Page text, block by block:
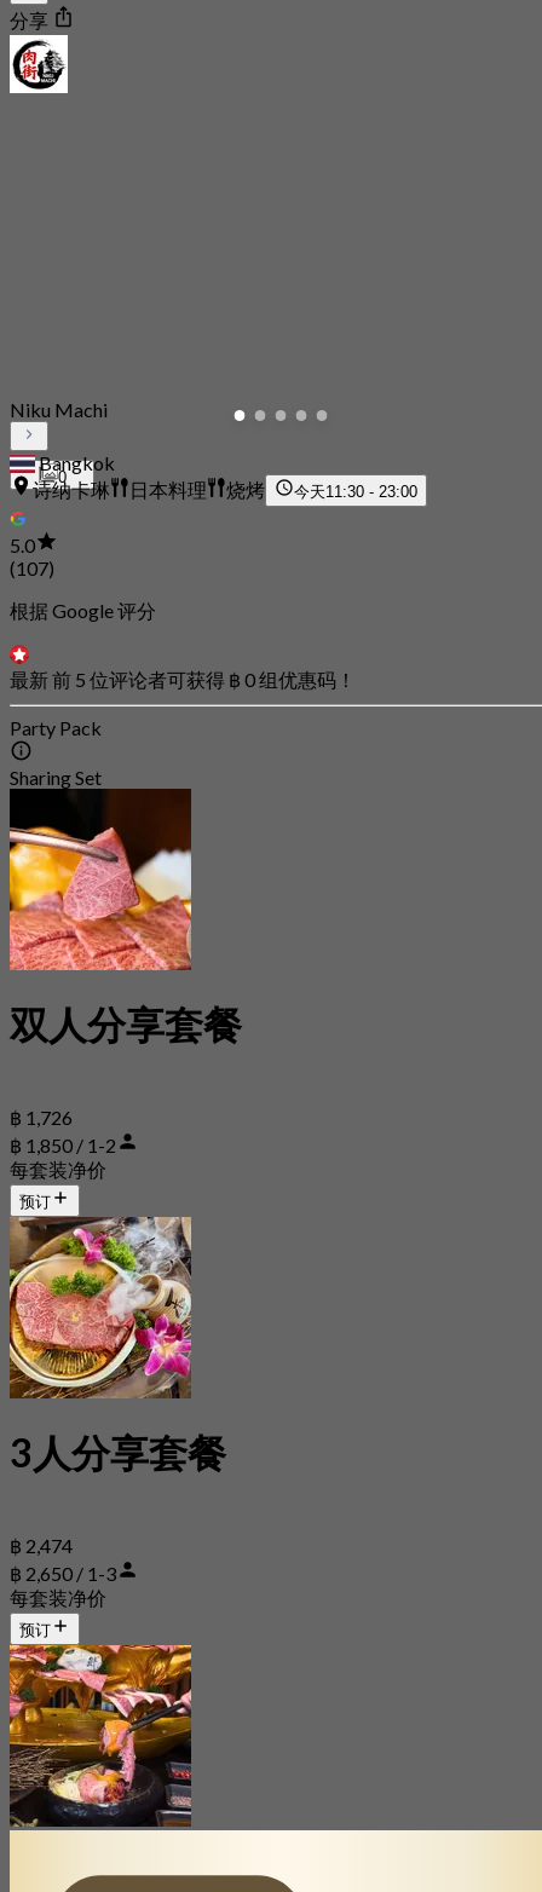
分享
0
Niku Machi
Bangkok
诗纳卡琳
日本料理 烧烤 今天11:30 - 23:00
5.0
(107)
根据 Google 评分
最新 前 5 位评论者可获得 ฿ 0 组优惠码！
Party Pack
Sharing Set
双人分享套餐
฿ 1,726
฿ 1,850 / 1-2
每套装净价
预订
3人分享套餐
฿ 2,474
฿ 2,650 / 1-3
每套装净价
预订